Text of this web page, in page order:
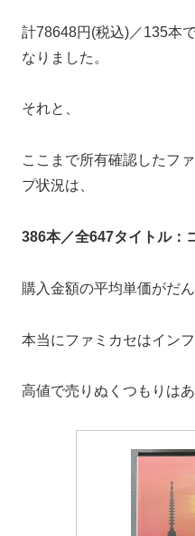
計78648円(税込)／135本
なりました。
それと、
ここまで所有確認したフ
プ状況は、
386本／全647タイトル：
購入金額の平均単価がだ
本当にファミカセはインフ
高値で売りぬくつもりは